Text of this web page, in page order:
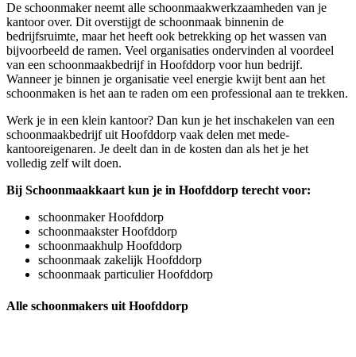
De schoonmaker neemt alle schoonmaakwerkzaamheden van je
kantoor over. Dit overstijgt de schoonmaak binnenin de
bedrijfsruimte, maar het heeft ook betrekking op het wassen van
bijvoorbeeld de ramen. Veel organisaties ondervinden al voordeel
van een schoonmaakbedrijf in Hoofddorp voor hun bedrijf.
Wanneer je binnen je organisatie veel energie kwijt bent aan het
schoonmaken is het aan te raden om een professional aan te trekken.
Werk je in een klein kantoor? Dan kun je het inschakelen van een
schoonmaakbedrijf uit Hoofddorp vaak delen met mede-
kantooreigenaren. Je deelt dan in de kosten dan als het je het
volledig zelf wilt doen.
Bij Schoonmaakkaart kun je in Hoofddorp terecht voor:
schoonmaker Hoofddorp
schoonmaakster Hoofddorp
schoonmaakhulp Hoofddorp
schoonmaak zakelijk Hoofddorp
schoonmaak particulier Hoofddorp
Alle schoonmakers uit Hoofddorp